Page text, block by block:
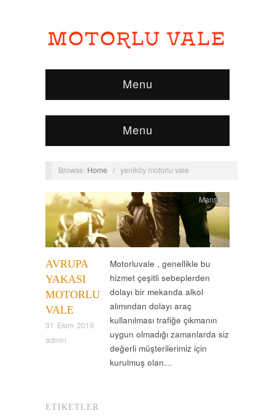
Menu
Menu
Browse: Home / yeniköy motorlu vale
AVRUPA
YAKASI
MOTORLU
VALE
31 Ekim 2019
admin
Manşet
Motorluvale , genellikle bu
hizmet çeşitli sebeplerden
dolayı bir mekanda alkol
alımından dolayı araç
kullanılması trafiğe çıkmanın
uygun olmadığı zamanlarda siz
değerli müşterilerimiz için
kurulmuş olan…
ETIKETLER